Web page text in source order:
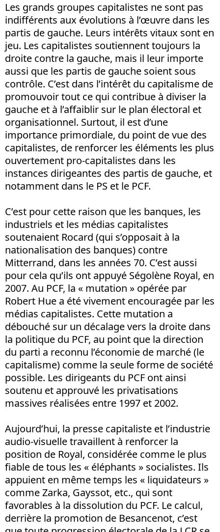
Les grands groupes capitalistes ne sont pas
indifférents aux évolutions à l’œuvre dans les
partis de gauche. Leurs intérêts vitaux sont en
jeu. Les capitalistes soutiennent toujours la
droite contre la gauche, mais il leur importe
aussi que les partis de gauche soient sous
contrôle. C’est dans l’intérêt du capitalisme de
promouvoir tout ce qui contribue à diviser la
gauche et à l’affaiblir sur le plan électoral et
organisationnel. Surtout, il est d’une
importance primordiale, du point de vue des
capitalistes, de renforcer les éléments les plus
ouvertement pro-capitalistes dans les
instances dirigeantes des partis de gauche, et
notamment dans le PS et le PCF.
C’est pour cette raison que les banques, les
industriels et les médias capitalistes
soutenaient Rocard (qui s’opposait à la
nationalisation des banques) contre
Mitterrand, dans les années 70. C’est aussi
pour cela qu’ils ont appuyé Ségolène Royal, en
2007. Au PCF, la « mutation » opérée par
Robert Hue a été vivement encouragée par les
médias capitalistes. Cette mutation a
débouché sur un décalage vers la droite dans
la politique du PCF, au point que la direction
du parti a reconnu l’économie de marché (le
capitalisme) comme la seule forme de société
possible. Les dirigeants du PCF ont ainsi
soutenu et approuvé les privatisations
massives réalisées entre 1997 et 2002.
Aujourd’hui, la presse capitaliste et l’industrie
audio-visuelle travaillent à renforcer la
position de Royal, considérée comme le plus
fiable de tous les « éléphants » socialistes. Ils
appuient en même temps les « liquidateurs »
comme Zarka, Gayssot, etc., qui sont
favorables à la dissolution du PCF. Le calcul,
derrière la promotion de Besancenot, c’est